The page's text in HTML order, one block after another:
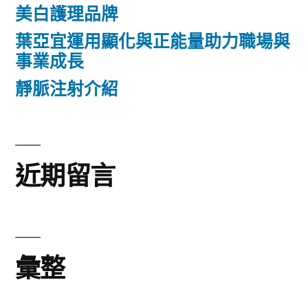
美白護理品牌
葉亞宜運用顯化與正能量助力職場與
事業成長
靜脈注射介紹
近期留言
彙整